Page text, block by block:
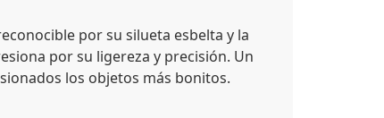
por su silueta esbelta y la
por su ligereza y precisión. Un
los objetos más bonitos.